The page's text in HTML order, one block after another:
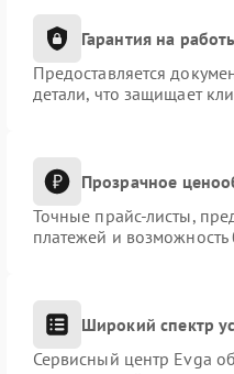
Гарантия на
Предоставляется
детали, что защищает
Прозрачное
Точные прайс-листы,
платежей и возможность
Широкий спектр
Сервисный центр Evga